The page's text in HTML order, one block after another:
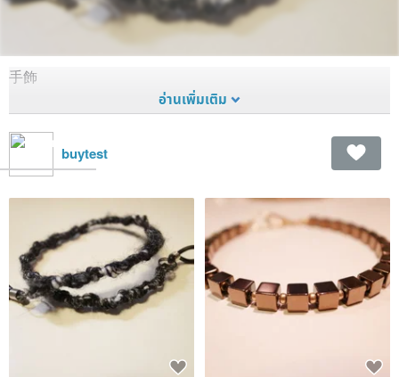
ก่อนตกแต่ง
手飾
buytest